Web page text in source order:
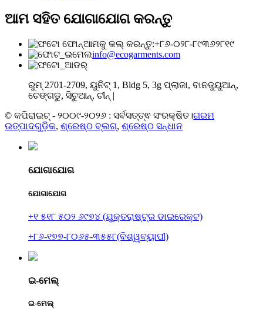
ଆମ ସହିତ ଯୋଗାଯୋଗ କରନ୍ତୁ
ଆମକୁ କଲ୍ କରନ୍ତୁ:+୮୬-୦୨୮-୮୯୩୬୨୮୧୯
info@ecogarments.com
ରୁମ୍ 2701-2709, ୟୁନିଟ୍ 1, Bldg 5, 3g ପ୍ଲାଜା, ବାନଜୁୟୁଆନ୍,
ଚେଙ୍ଗଡୁ, ସିଚୁଆନ୍, ଚୀନ୍ |
© କପିରାଇଟ୍ - ୨୦୦୯-୨୦୨୬ : ସର୍ବସତ୍ତ୍ଵ ସଂରକ୍ଷିତ।ଗରମ
ଉତ୍ପାଦଗୁଡ଼ିକ, ଶ୍ରେଷ୍ଠ ବ୍ଲଗ୍, ଶ୍ରେଷ୍ଠ ସନ୍ଧାନ
ଯୋଗାଯୋଗ
ଯୋଗାଯୋଗ
+୧ ୫୧୮ ୫୦୨ ୬୯୭୪ (ଯୁକ୍ତରାଷ୍ଟ୍ର ଡାଇରେକ୍ଟ)
+୮୬-୧୭୭-୮୦୬୫-୩୫୫୮(ବିଶ୍ୱବ୍ୟାପୀ)
ଇ-ମେଲ୍
ଇ-ମେଲ୍